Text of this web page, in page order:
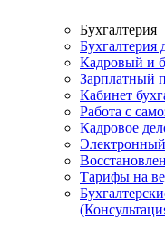
Бухгалтерия
Бухгалтерия
Кадровый и
Зарплатный
Кабинет
Работа с
Кадровое
Тарифы на